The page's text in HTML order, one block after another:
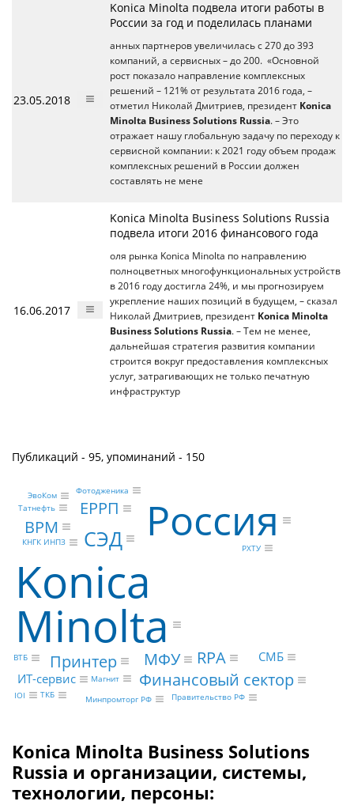
23.05.2018
Konica Minolta подвела итоги работы в
России за год и поделилась планами
анных партнеров увеличилась с 270 до 393
компаний, а сервисных – до 200. «Основной
рост показало направление комплексных
решений – 121% от результата 2016 года, –
отметил Николай Дмитриев, президент Konica
Minolta Business Solutions Russia. – Это
отражает нашу глобальную задачу по переходу к
сервисной компании: к 2021 году объем продаж
комплексных решений в России должен
составлять не мене
16.06.2017
Konica Minolta Business Solutions Russia
подвела итоги 2016 финансового года
оля рынка Konica Minolta по направлению
полноцветных многофункциональных устройств
в 2016 году достигла 24%, и мы прогнозируем
укрепление наших позиций в будущем, – сказал
Николай Дмитриев, президент Konica Minolta
Business Solutions Russia. – Тем не менее,
дальнейшая стратегия развития компании
строится вокруг предоставления комплексных
услуг, затрагивающих не только печатную
инфраструктур
Публикаций - 95, упоминаний - 150
Konica
Minolta
Россия
СЭД
Принтер МФУ RPA
BPM
Финансовый сектор
ЕРРП
СМБ
ИТ-сервис
ЭвоКом Фотодженика
КНГК ИНПЗ
ВТБ
Магнит
Татнефть
РХТУ
IOI ТКБ Минпромторг РФ Правительство РФ
Konica Minolta Business Solutions
Russia и организации, системы,
технологии, персоны: